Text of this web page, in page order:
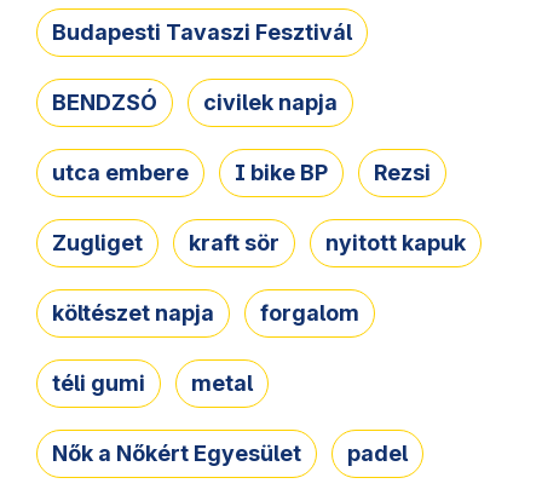
Budapesti Tavaszi Fesztivál
BENDZSÓ civilek napja
utca embere I bike BP Rezsi
Zugliget kraft sör nyitott kapuk
költészet napja forgalom
téli gumi metal
Nők a Nőkért Egyesület padel